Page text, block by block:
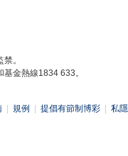
。
金熱線1834 633。
規例 提倡有節制博彩 私